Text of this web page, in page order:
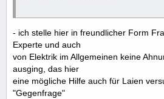
- ich stelle hier in freundlicher Form
Experte und auch
von Elektrik im Allgemeinen keine
ausging, das hier
eine mögliche Hilfe auch für Laien
"Gegenfrage"